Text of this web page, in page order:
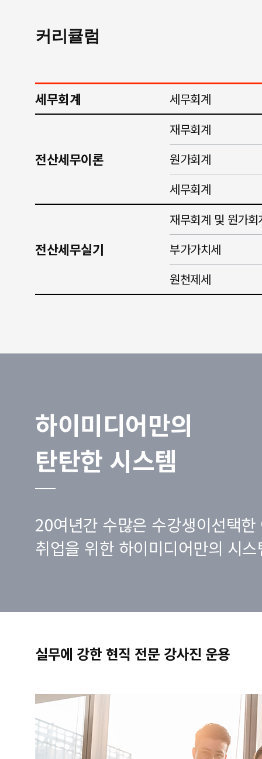
커리큘럼
세무회계 세무회계
전산세무이론
재무회계
원가회계
세무회계
전산세무실기
재무회계 및 원가회
부가가치세
원천제세
하이미디어만의
탄탄한 시스템
20여년간 수많은 수강생이선택한
취업을 위한 하이미디어만의 시
실무에 강한 현직 전문 강사진 운용